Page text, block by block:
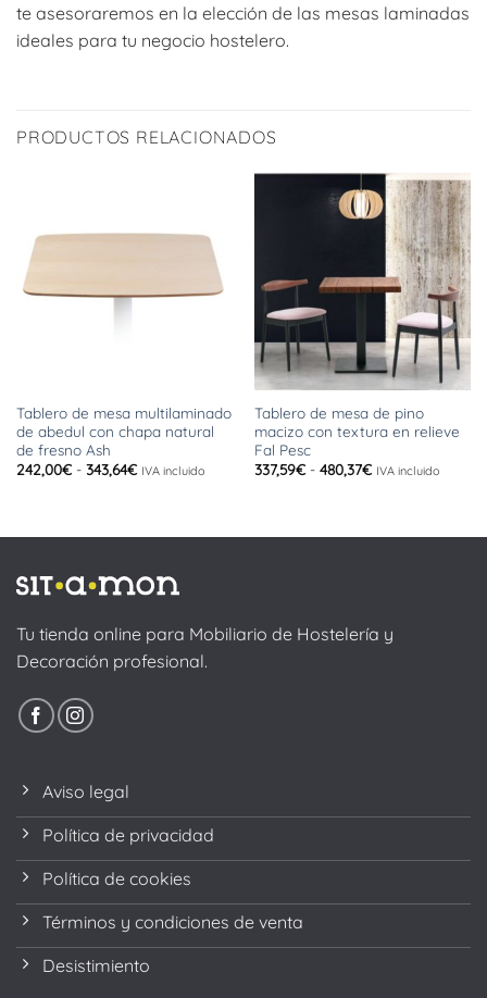
te asesoraremos en la elección de las mesas laminadas
ideales para tu negocio hostelero.
PRODUCTOS RELACIONADOS
Tablero de mesa multilaminado
de abedul con chapa natural
de fresno Ash
242,00€ - 343,64€Rango
hasta
IVA incluido
Tablero de mesa de pino
macizo con textura en relieve
Fal Pesc
337,59€ - 480,37€Rango
hasta
IVA incluido
Tu tienda online para Mobiliario de Hostelería y
Decoración profesional.
Aviso legal
Política de privacidad
Política de cookies
Términos y condiciones de venta
Desistimiento